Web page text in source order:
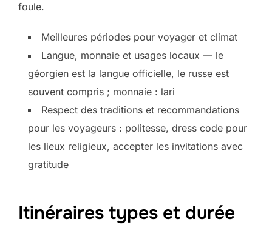
foule.
Meilleures périodes pour voyager et climat
Langue, monnaie et usages locaux — le
géorgien est la langue officielle, le russe est
souvent compris ; monnaie : lari
Respect des traditions et recommandations
pour les voyageurs : politesse, dress code pour
les lieux religieux, accepter les invitations avec
gratitude
Itinéraires types et durée